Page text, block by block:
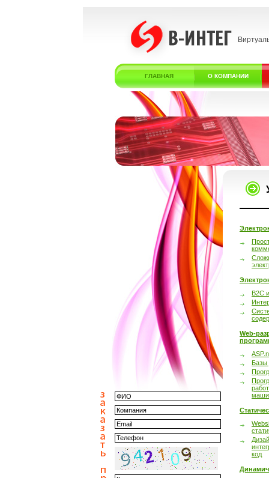
ГЛАВНАЯ О КОМПАНИИ
B2C
Web-
Базы
код